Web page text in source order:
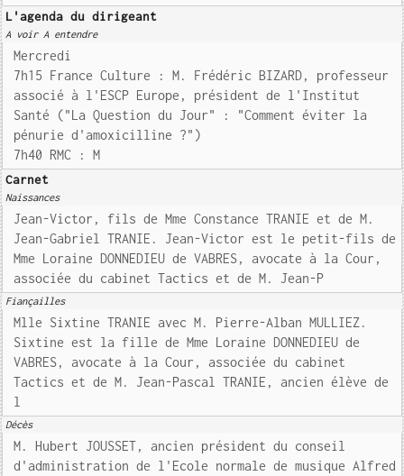
L'agenda du dirigeant
A voir A entendre
Mercredi
7h15 France Culture : M. Frédéric BIZARD, professeur
associé à l'ESCP Europe, président de l'Institut
Santé ("La Question du Jour" : "Comment éviter la
pénurie d'amoxicilline ?")
7h40 RMC : M
Carnet
Naissances
Jean-Victor, fils de Mme Constance TRANIE et de M.
Jean-Gabriel TRANIE. Jean-Victor est le petit-fils de
Mme Loraine DONNEDIEU de VABRES, avocate à la Cour,
associée du cabinet Tactics et de M. Jean-P
Fiançailles
Mlle Sixtine TRANIE avec M. Pierre-Alban MULLIEZ.
Sixtine est la fille de Mme Loraine DONNEDIEU de
VABRES, avocate à la Cour, associée du cabinet
Tactics et de M. Jean-Pascal TRANIE, ancien élève de
l
Décès
M. Hubert JOUSSET, ancien président du conseil
d'administration de l'Ecole normale de musique Alfred